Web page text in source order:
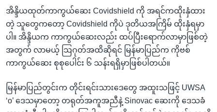
အိန္ဒိယထုတ်ကာကွယ်ဆေး Covidshield ကို အရင်ကထိုးနှံထား
တဲ့ သူတွေကတော့ Covidshield ကိုပဲ ဒုတိယအကြိမ် ထိုးနှံရမှာ
ပါ။ အိန္ဒိယက ကာကွယ်ဆေးလည်း ထပ်ပြီးရောက်လာမှာဖြစ်တဲ့
အတွက် လာမယ့် ဩဂုတ်အထိဆိုရင် မြန်မာပြည်က ကိုဗစ်
ကာကွယ်ဆေး စုစုပေါင်း ၆ သန်းရရှိမှာဖြစ်ပါတယ်။
မြန်မာပြည်တွင်းက တိုင်းရင်းသားဒေတွေ အထူးသဖြင့် UWSA
‘o’ ဒေသမှာတော့ တရုတ်အကူအညီနဲ့ Sinovac ဆေးကို ဒေသခံ